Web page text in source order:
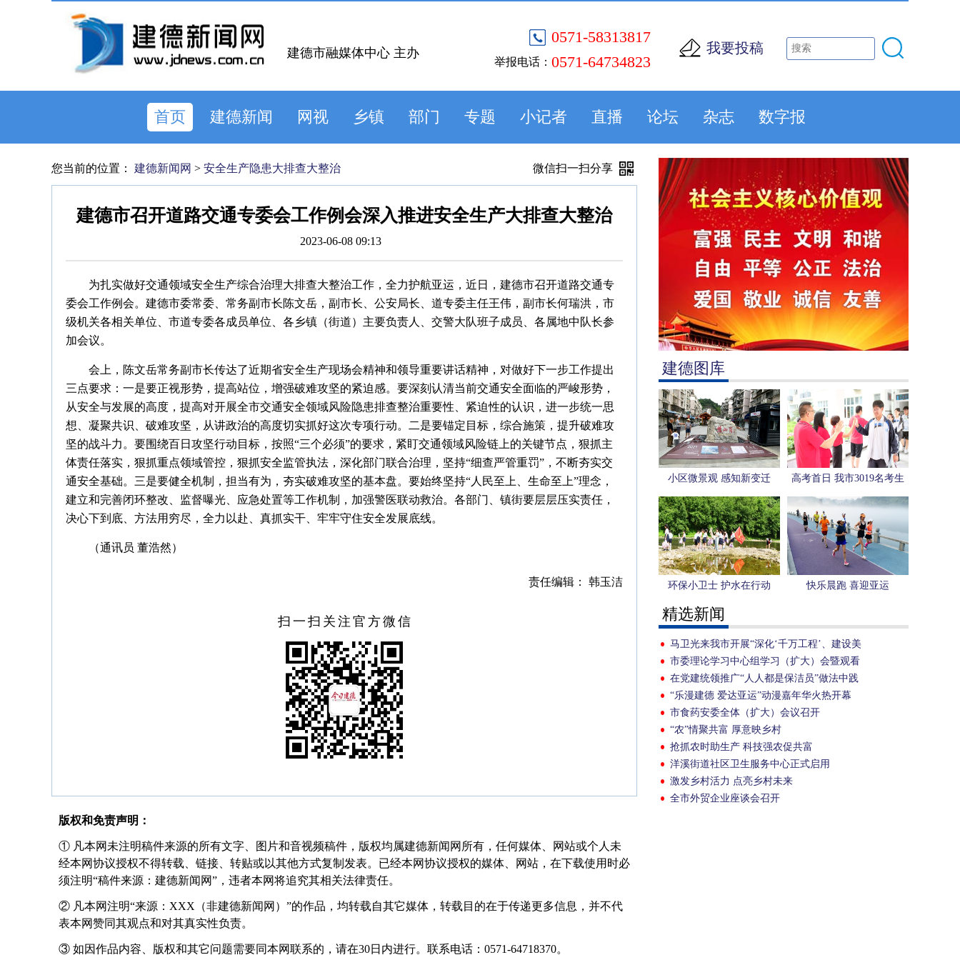
0571-58313817
举报电话： 0571-64734823
我要投稿
建德市融媒体中心 主办
首页 建德新闻 网视 乡镇 部门 专题 小记者 直播 论坛 杂志 数字报
建德图库
小区微景观 感知新变迁
高考首日 我市3019名考生
奔赴考场
环保小卫士 护水在行动 快乐晨跑 喜迎亚运
精选新闻
马卫光来我市开展“深化‘千万工程’、建设美
丽乡村”专项集体民主监督
市委理论学习中心组学习（扩大）会暨观看
廉政题材剧《清清白白》巡演举行
在党建统领推广“人人都是保洁员”做法中践
行全过程人民民主
“乐漫建德 爱达亚运”动漫嘉年华火热开幕
市食药安委全体（扩大）会议召开
“农”情聚共富 厚意映乡村
抢抓农时助生产 科技强农促共富
洋溪街道社区卫生服务中心正式启用
激发乡村活力 点亮乡村未来
全市外贸企业座谈会召开
您当前的位置： 建德新闻网 > 安全生产隐患大排查大整治 微信扫一扫分享
建德市召开道路交通专委会工作例会深入推进安全生产大排查大整治
2023-06-08 09:13
为扎实做好交通领域安全生产综合治理大排查大整治工作，全力护航亚运，近日，建德市召开道路交通专
委会工作例会。建德市委常委、常务副市长陈文岳，副市长、公安局长、道专委主任王伟，副市长何瑞洪，市
级机关各相关单位、市道专委各成员单位、各乡镇（街道）主要负责人、交警大队班子成员、各属地中队长参
加会议。
会上，陈文岳常务副市长传达了近期省安全生产现场会精神和领导重要讲话精神，对做好下一步工作提出
三点要求：一是要正视形势，提高站位，增强破难攻坚的紧迫感。要深刻认清当前交通安全面临的严峻形势，
从安全与发展的高度，提高对开展全市交通安全领域风险隐患排查整治重要性、紧迫性的认识，进一步统一思
想、凝聚共识、破难攻坚，从讲政治的高度切实抓好这次专项行动。二是要锚定目标，综合施策，提升破难攻
坚的战斗力。要围绕百日攻坚行动目标，按照“三个必须”的要求，紧盯交通领域风险链上的关键节点，狠抓主
体责任落实，狠抓重点领域管控，狠抓安全监管执法，深化部门联合治理，坚持“细查严管重罚”，不断夯实交
通安全基础。三是要健全机制，担当有为，夯实破难攻坚的基本盘。要始终坚持“人民至上、生命至上”理念，
建立和完善闭环整改、监督曝光、应急处置等工作机制，加强警医联动救治。各部门、镇街要层层压实责任，
决心下到底、方法用穷尽，全力以赴、真抓实干、牢牢守住安全发展底线。
（通讯员 董浩然）
责任编辑： 韩玉洁
扫一扫关注官方微信
版权和免责声明：
① 凡本网未注明稿件来源的所有文字、图片和音视频稿件，版权均属建德新闻网所有，任何媒体、网站或个人未
经本网协议授权不得转载、链接、转贴或以其他方式复制发表。已经本网协议授权的媒体、网站，在下载使用时必
须注明“稿件来源：建德新闻网”，违者本网将追究其相关法律责任。
② 凡本网注明“来源：XXX（非建德新闻网）”的作品，均转载自其它媒体，转载目的在于传递更多信息，并不代
表本网赞同其观点和对其真实性负责。
③ 如因作品内容、版权和其它问题需要同本网联系的，请在30日内进行。联系电话：0571-64718370。